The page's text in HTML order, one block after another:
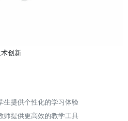
创新
生提供个性化的学习体验
师提供更高效的教学工具